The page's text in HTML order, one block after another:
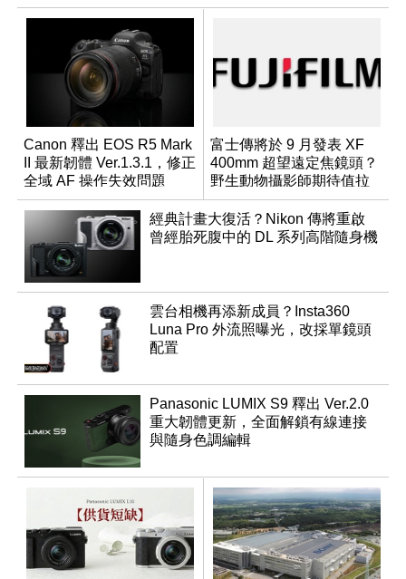
Canon 釋出 EOS R5 Mark
II 最新韌體 Ver.1.3.1，修正
全域 AF 操作失效問題
富士傳將於 9 月發表 XF
400mm 超望遠定焦鏡頭？
野生動物攝影師期待值拉
滿
經典計畫大復活？Nikon 傳將重啟
曾經胎死腹中的 DL 系列高階隨身機
雲台相機再添新成員？Insta360
Luna Pro 外流照曝光，改採單鏡頭
配置
Panasonic LUMIX S9 釋出 Ver.2.0
重大韌體更新，全面解鎖有線連接
與隨身色調編輯